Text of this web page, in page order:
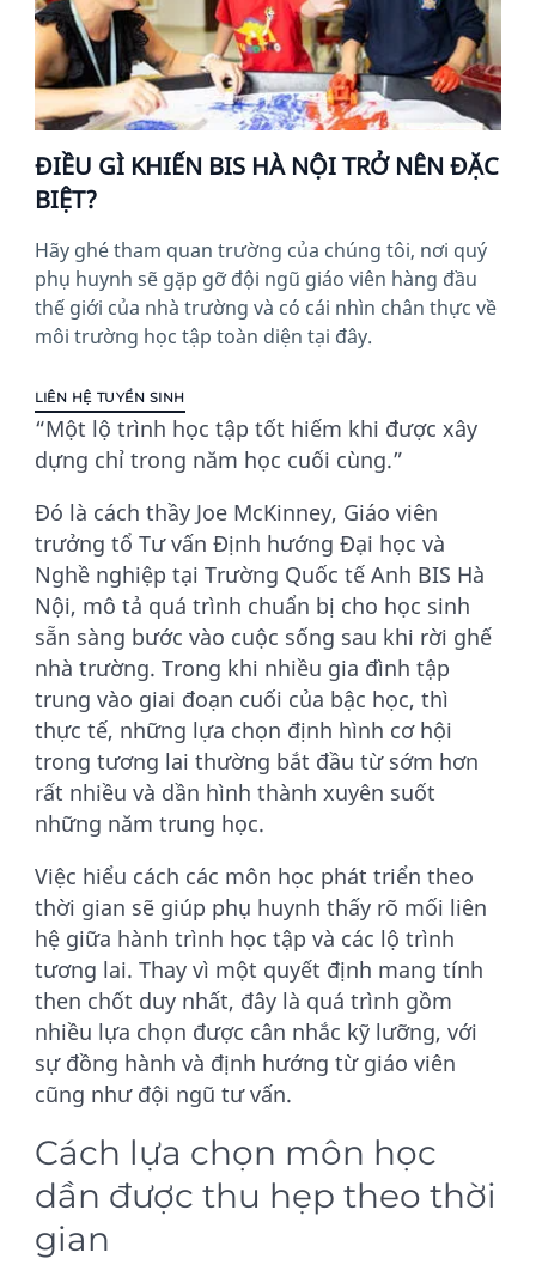
ĐIỀU GÌ KHIẾN BIS HÀ NỘI TRỞ NÊN ĐẶC
BIỆT?
Hãy ghé tham quan trường của chúng tôi, nơi quý
phụ huynh sẽ gặp gỡ đội ngũ giáo viên hàng đầu
thế giới của nhà trường và có cái nhìn chân thực về
môi trường học tập toàn diện tại đây.
LIÊN HỆ TUYỂN SINH
“Một lộ trình học tập tốt hiếm khi được xây
dựng chỉ trong năm học cuối cùng.”
Đó là cách thầy Joe McKinney, Giáo viên
trưởng tổ Tư vấn Định hướng Đại học và
Nghề nghiệp tại Trường Quốc tế Anh BIS Hà
Nội, mô tả quá trình chuẩn bị cho học sinh
sẵn sàng bước vào cuộc sống sau khi rời ghế
nhà trường. Trong khi nhiều gia đình tập
trung vào giai đoạn cuối của bậc học, thì
thực tế, những lựa chọn định hình cơ hội
trong tương lai thường bắt đầu từ sớm hơn
rất nhiều và dần hình thành xuyên suốt
những năm trung học.
Việc hiểu cách các môn học phát triển theo
thời gian sẽ giúp phụ huynh thấy rõ mối liên
hệ giữa hành trình học tập và các lộ trình
tương lai. Thay vì một quyết định mang tính
then chốt duy nhất, đây là quá trình gồm
nhiều lựa chọn được cân nhắc kỹ lưỡng, với
sự đồng hành và định hướng từ giáo viên
cũng như đội ngũ tư vấn.
Cách lựa chọn môn học
dần được thu hẹp theo thời
gian